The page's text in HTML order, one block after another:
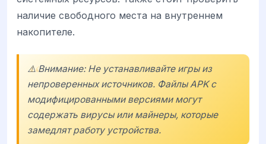
наличие свободного места на внутреннем
накопителе.
⚠️ Внимание: Не устанавливайте игры из
непроверенных источников. Файлы APK с
модифицированными версиями могут
содержать вирусы или майнеры, которые
замедлят работу устройства.